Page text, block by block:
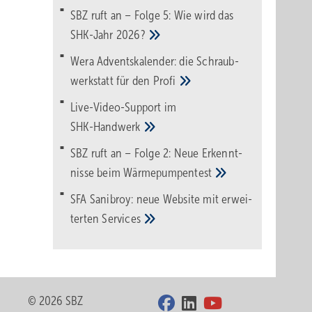
SBZ ruft an – Folge 5: Wie wird das
SHK-Jahr 2026?
Wera Adventskalender: die Schraub­
werk­statt für den Pro­fi
Live-Video-Support im
SHK-Handwerk
SBZ ruft an – Folge 2: Neue Erkennt­
nisse beimWärme­pumpen­test
SFA Sanibroy: neue Web­site mit erwei­
tertenServices
© 2026 SBZ